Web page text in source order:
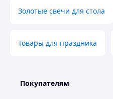
Золотые свечи для стола
Товары для праздника
Покупателям